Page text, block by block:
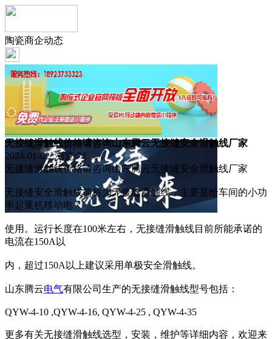
陶瓷商企动态
无接缝滑触线价格请咨询山东腾云无接缝安全滑触线厂家
2024-01-02 浏览:74
无接缝滑触线价格请咨询山东腾云无接缝安全滑触线厂家
无接缝安全滑触线简称为无接缝滑触线，主要是给车间的小功
率起重机移动电
使用。运行长度在100米左右，无接缝滑触线目前所能承诺的
电流在150A以
内，超过150A以上建议采用单极安全滑触线。
山东腾云电气有限公司生产的无接缝滑触线型号包括：
QYW-4-10 ,QYW-4-16, QYW-4-25 , QYW-4-35
更多有关无接缝滑触线选型，安装，维护等详细内容，欢迎来